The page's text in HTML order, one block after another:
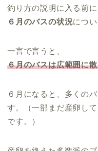
釣り方の説明に入る前に
６月のバスの状況につ
一言で言うと、
６月のバスは広範囲に
６月になると、多くの
す。（一部まだ産卵し
です。）